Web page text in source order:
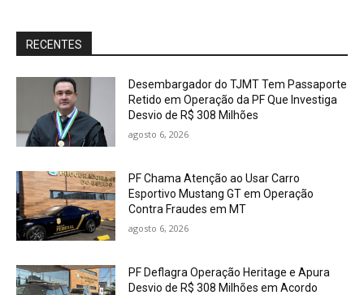
RECENTES
Desembargador do TJMT Tem Passaporte
Retido em Operação da PF Que Investiga
Desvio de R$ 308 Milhões
agosto 6, 2026
PF Chama Atenção ao Usar Carro
Esportivo Mustang GT em Operação
Contra Fraudes em MT
agosto 6, 2026
PF Deflagra Operação Heritage e Apura
Desvio de R$ 308 Milhões em Acordo